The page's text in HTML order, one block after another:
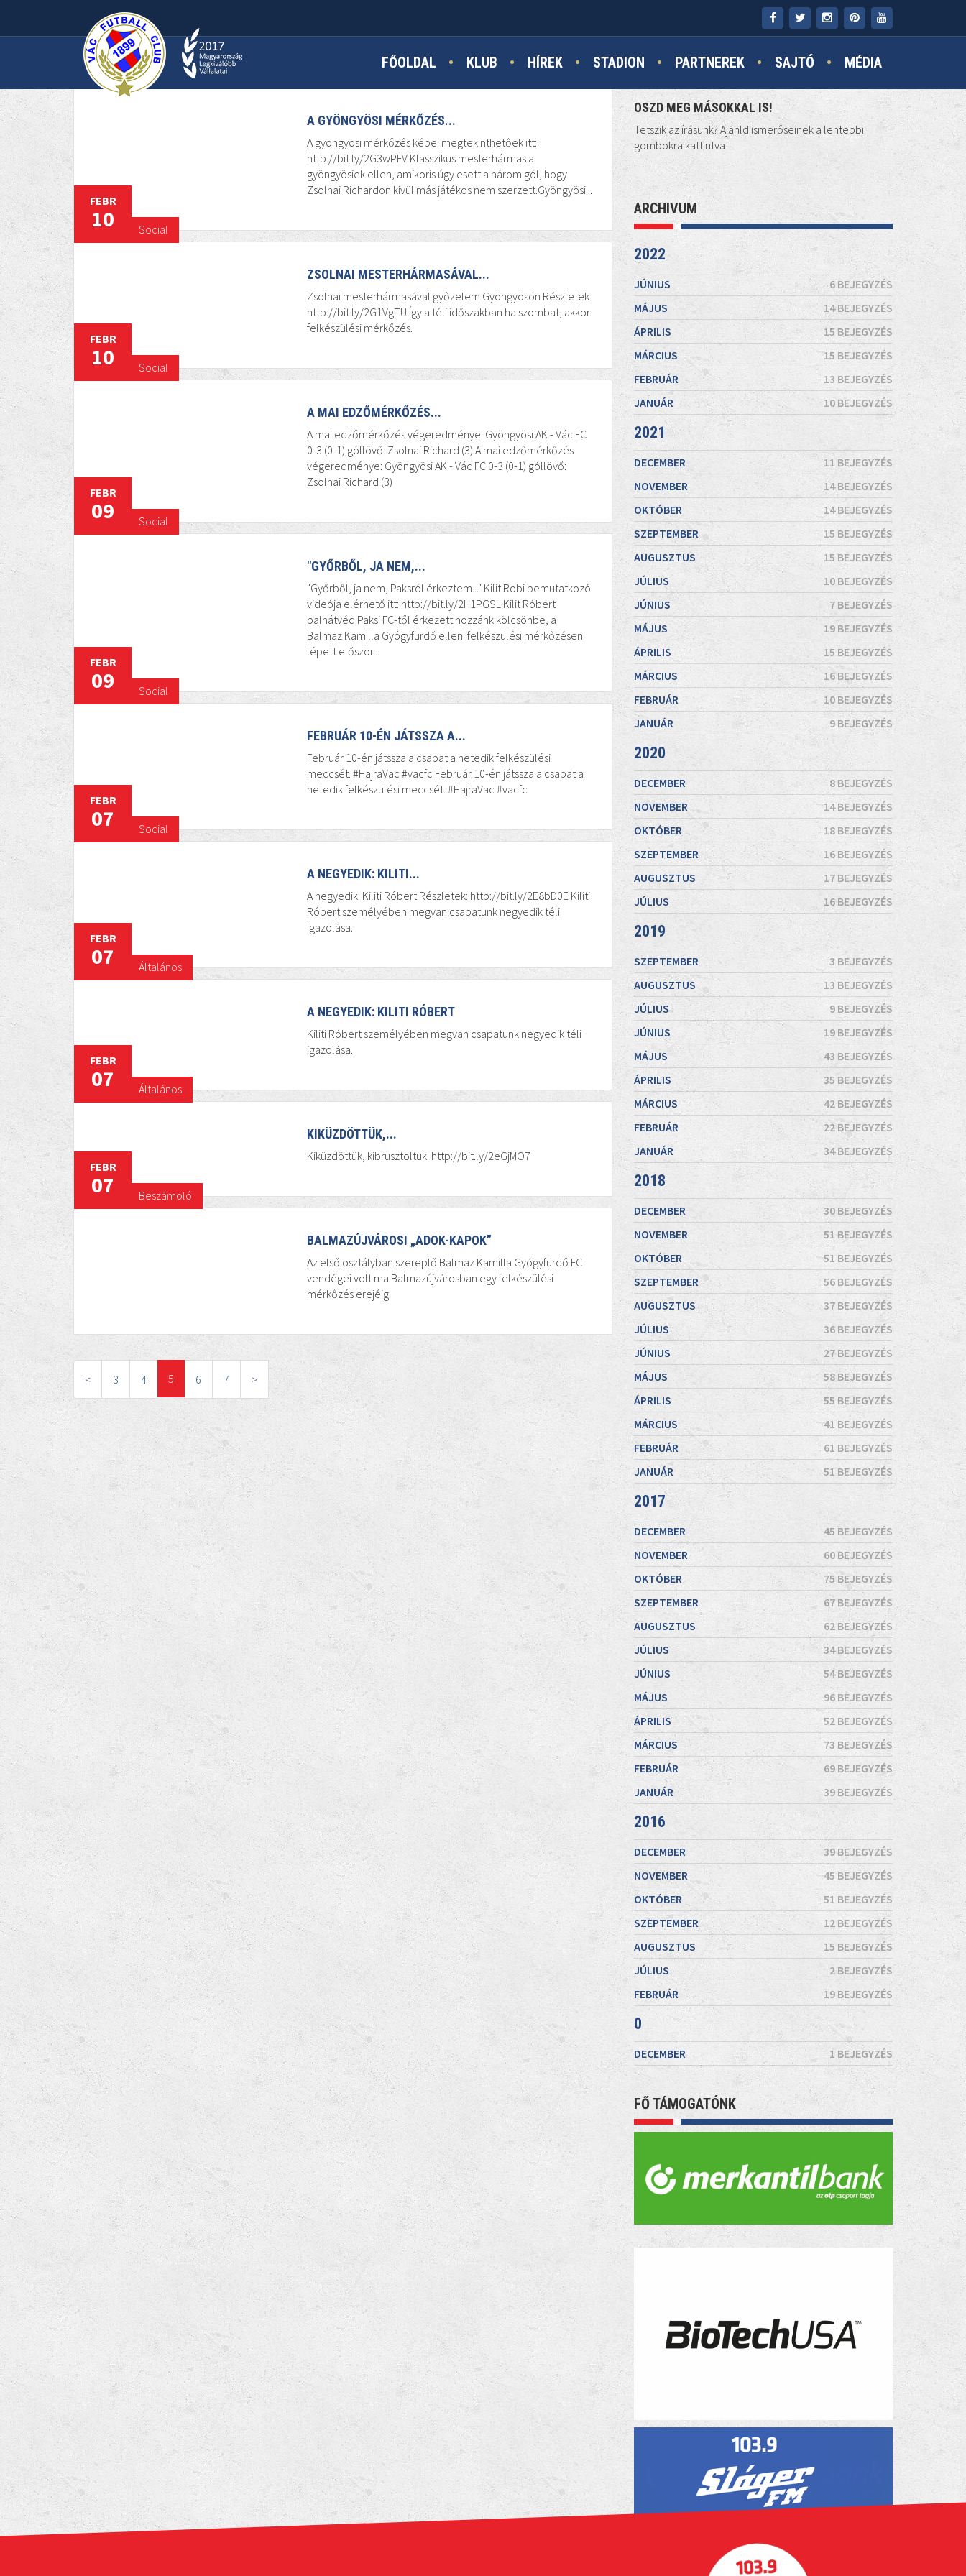
FŐOLDAL KLUB HÍREK STADION PARTNEREK SAJTÓ MÉDIA
Social
FEBR
10
A GYÖNGYÖSI MÉRKŐZÉS...
A gyöngyösi mérkőzés képei megtekinthetőek itt:
http://bit.ly/2G3wPFV Klasszikus mesterhármas a
gyöngyösiek ellen, amikoris úgy esett a három gól, hogy
Zsolnai Richardon kívül más játékos nem szerzett.Gyöngyösi...
Social
FEBR
10
ZSOLNAI MESTERHÁRMASÁVAL...
Zsolnai mesterhármasával győzelem Gyöngyösön Részletek:
http://bit.ly/2G1VgTU Így a téli időszakban ha szombat, akkor
felkészülési mérkőzés.
Social
FEBR
10
A MAI EDZŐMÉRKŐZÉS...
A mai edzőmérkőzés végeredménye: Gyöngyösi AK - Vác FC
0-3 (0-1) góllövő: Zsolnai Richard (3) A mai edzőmérkőzés
végeredménye: Gyöngyösi AK - Vác FC 0-3 (0-1) góllövő:
Zsolnai Richard (3)
Social
FEBR
09
"GYŐRBŐL, JA NEM,...
"Győrből, ja nem, Paksról érkeztem..." Kilit Robi bemutatkozó
videója elérhető itt: http://bit.ly/2H1PGSL Kilit Róbert
balhátvéd Paksi FC-től érkezett hozzánk kölcsönbe, a
Balmaz Kamilla Gyógyfürdő elleni felkészülési mérkőzésen
lépett először...
Social
FEBR
09
FEBRUÁR 10-ÉN JÁTSSZA A...
Február 10-én játssza a csapat a hetedik felkészülési
meccsét. #HajraVac #vacfc Február 10-én játssza a csapat a
hetedik felkészülési meccsét. #HajraVac #vacfc
Social
FEBR
07
A NEGYEDIK: KILITI...
A negyedik: Kiliti Róbert Részletek: http://bit.ly/2E8bD0E Kiliti
Róbert személyében megvan csapatunk negyedik téli
igazolása.
Általános
FEBR
07
A NEGYEDIK: KILITI RÓBERT
Kiliti Róbert személyében megvan csapatunk negyedik téli
igazolása.
Általános
FEBR
07
KIKÜZDÖTTÜK,...
Kiküzdöttük, kibrusztoltuk. http://bit.ly/2eGjMO7
Beszámoló
FEBR
07
BALMAZÚJVÁROSI „ADOK-KAPOK”
Az első osztályban szereplő Balmaz Kamilla Gyógyfürdő FC
vendégei volt ma Balmazújvárosban egy felkészülési
mérkőzés erejéig.
< 3 4 5 6 7 >
OSZD MEG MÁSOKKAL IS!
Tetszik az írásunk? Ajánld ismerőseinek a lentebbi
gombokra kattintva!
ARCHIVUM
2022
JÚNIUS
6 BEJEGYZÉS
MÁJUS
14 BEJEGYZÉS
ÁPRILIS
15 BEJEGYZÉS
MÁRCIUS
15 BEJEGYZÉS
FEBRUÁR
13 BEJEGYZÉS
JANUÁR
10 BEJEGYZÉS
2021
DECEMBER
11 BEJEGYZÉS
NOVEMBER
14 BEJEGYZÉS
OKTÓBER
14 BEJEGYZÉS
SZEPTEMBER
15 BEJEGYZÉS
AUGUSZTUS
15 BEJEGYZÉS
JÚLIUS
10 BEJEGYZÉS
JÚNIUS
7 BEJEGYZÉS
MÁJUS
19 BEJEGYZÉS
ÁPRILIS
15 BEJEGYZÉS
MÁRCIUS
16 BEJEGYZÉS
FEBRUÁR
10 BEJEGYZÉS
JANUÁR
9 BEJEGYZÉS
2020
DECEMBER
8 BEJEGYZÉS
NOVEMBER
14 BEJEGYZÉS
OKTÓBER
18 BEJEGYZÉS
SZEPTEMBER
16 BEJEGYZÉS
AUGUSZTUS
17 BEJEGYZÉS
JÚLIUS
16 BEJEGYZÉS
2019
SZEPTEMBER
3 BEJEGYZÉS
AUGUSZTUS
13 BEJEGYZÉS
JÚLIUS
9 BEJEGYZÉS
JÚNIUS
19 BEJEGYZÉS
MÁJUS
43 BEJEGYZÉS
ÁPRILIS
35 BEJEGYZÉS
MÁRCIUS
42 BEJEGYZÉS
FEBRUÁR
22 BEJEGYZÉS
JANUÁR
34 BEJEGYZÉS
2018
DECEMBER
30 BEJEGYZÉS
NOVEMBER
51 BEJEGYZÉS
OKTÓBER
51 BEJEGYZÉS
SZEPTEMBER
56 BEJEGYZÉS
AUGUSZTUS
37 BEJEGYZÉS
JÚLIUS
36 BEJEGYZÉS
JÚNIUS
27 BEJEGYZÉS
MÁJUS
58 BEJEGYZÉS
ÁPRILIS
55 BEJEGYZÉS
MÁRCIUS
41 BEJEGYZÉS
FEBRUÁR
61 BEJEGYZÉS
JANUÁR
51 BEJEGYZÉS
2017
DECEMBER
45 BEJEGYZÉS
NOVEMBER
60 BEJEGYZÉS
OKTÓBER
75 BEJEGYZÉS
SZEPTEMBER
67 BEJEGYZÉS
AUGUSZTUS
62 BEJEGYZÉS
JÚLIUS
34 BEJEGYZÉS
JÚNIUS
54 BEJEGYZÉS
MÁJUS
96 BEJEGYZÉS
ÁPRILIS
52 BEJEGYZÉS
MÁRCIUS
73 BEJEGYZÉS
FEBRUÁR
69 BEJEGYZÉS
JANUÁR
39 BEJEGYZÉS
2016
DECEMBER
39 BEJEGYZÉS
NOVEMBER
45 BEJEGYZÉS
OKTÓBER
51 BEJEGYZÉS
SZEPTEMBER
12 BEJEGYZÉS
AUGUSZTUS
15 BEJEGYZÉS
JÚLIUS
2 BEJEGYZÉS
FEBRUÁR
19 BEJEGYZÉS
0
DECEMBER 1 BEJEGYZÉS
FŐ TÁMOGATÓNK